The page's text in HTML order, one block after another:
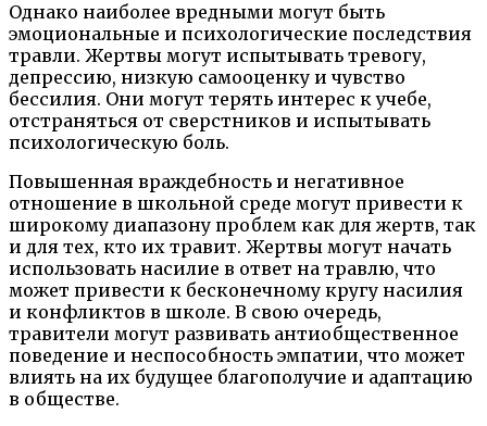
Однако наиболее вредными могут быть
эмоциональные и психологические последствия
травли. Жертвы могут испытывать тревогу,
депрессию, низкую самооценку и чувство
бессилия. Они могут терять интерес к учебе,
отстраняться от сверстников и испытывать
психологическую боль.
Повышенная враждебность и негативное
отношение в школьной среде могут привести к
широкому диапазону проблем как для жертв, так
и для тех, кто их травит. Жертвы могут начать
использовать насилие в ответ на травлю, что
может привести к бесконечному кругу насилия
и конфликтов в школе. В свою очередь,
травители могут развивать антиобщественное
поведение и неспособность эмпатии, что может
влиять на их будущее благополучие и адаптацию
в обществе.